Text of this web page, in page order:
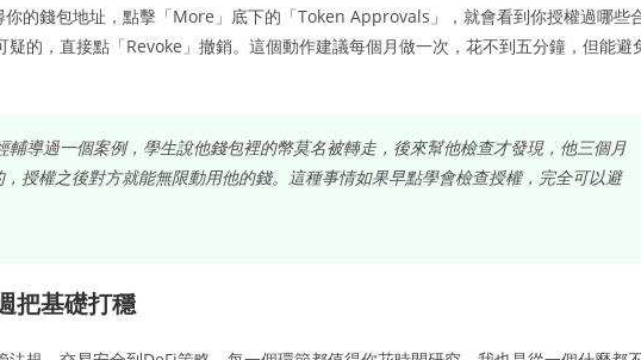
的錢包地址，點擊「More」底下的「Token Approvals」，就會看到你授權過哪些
的，直接點「Revoke」撤銷。這個動作建議每個月做一次，花不到五分鐘，但能避
輔導過一個案例，學生說他錢包裡的幣莫名被轉走，後來幫他檢查才發現，他三個月
授權之後對方就能無限動用他的錢。這種事情如果早點學會檢查授權，完全可以避
把基礎打穩